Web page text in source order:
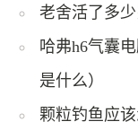
老舍活了多少
哈弗h6气囊
是什么）
颗粒钓鱼应